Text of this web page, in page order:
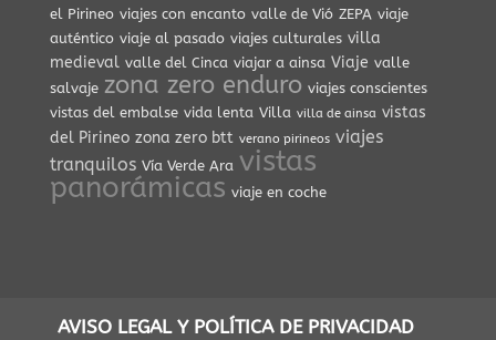
el Pirineo viajes con encanto valle de Vió ZEPA viaje
auténtico viaje al pasado viajes culturales villa
medieval valle del Cinca viajar a ainsa Viaje valle
salvaje zona zero enduro viajes conscientes
vistas del embalse vida lenta Villa villa de ainsa vistas
del Pirineo zona zero btt verano pirineos viajes
tranquilos Vía Verde Ara vistas
panorámicas viaje en coche
AVISO LEGAL Y POLÍTICA DE PRIVACIDAD